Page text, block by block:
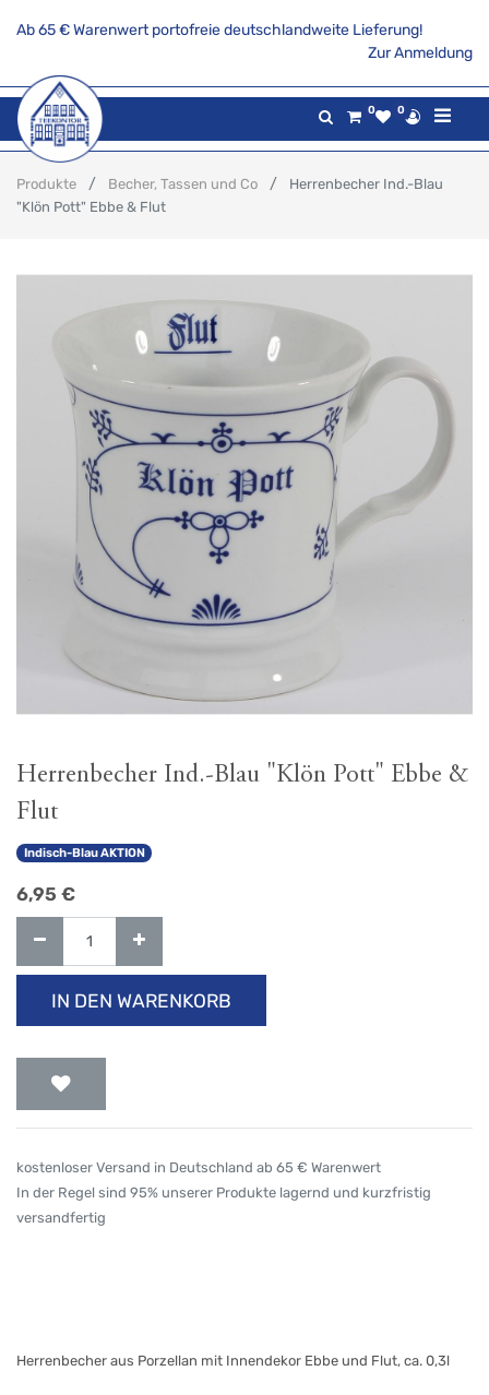
Ab 65 € Warenwert portofreie deutschlandweite Lieferung!
Zur Anmeldung
0 0
Produkte Becher, Tassen und Co
Herrenbecher Ind.-Blau
"Klön Pott" Ebbe & Flut
Herrenbecher Ind.-Blau "Klön Pott" Ebbe &
Flut
Indisch-Blau AKTION
6,95 €
IN DEN WARENKORB
kostenloser Versand in Deutschland ab 65 € Warenwert
In der Regel sind 95% unserer Produkte lagernd und kurzfristig
versandfertig
Herrenbecher aus Porzellan mit Innendekor Ebbe und Flut, ca. 0,3l